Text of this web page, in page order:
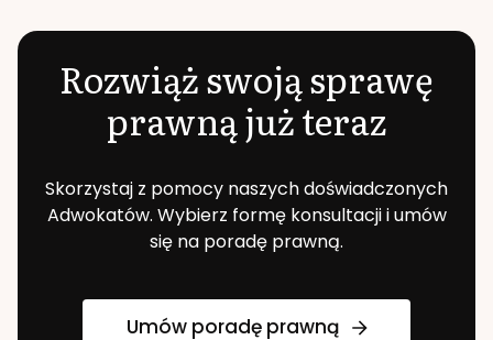
Rozwiąż swoją sprawę
prawną już teraz
Skorzystaj z pomocy naszych doświadczonych
Adwokatów. Wybierz formę konsultacji i umów
się na poradę prawną.
Umów poradę prawną